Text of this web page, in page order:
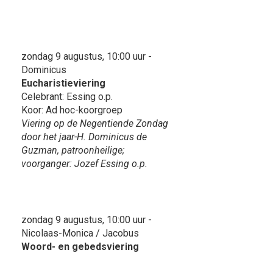
zondag 9 augustus, 10:00 uur -
Dominicus
Eucharistieviering
Celebrant: Essing o.p.
Koor: Ad hoc-koorgroep
Viering op de Negentiende Zondag
door het jaar-H. Dominicus de
Guzman, patroonheilige;
voorganger: Jozef Essing o.p.
zondag 9 augustus, 10:00 uur -
Nicolaas-Monica / Jacobus
Woord- en gebedsviering